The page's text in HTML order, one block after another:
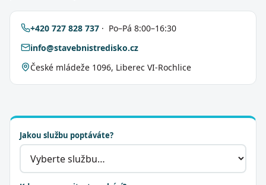
+420 727 828 737 · Po–Pá 8:00–16:30
info@stavebnistredisko.cz
České mládeže 1096, Liberec VI-Rochlice
Jakou službu poptáváte?